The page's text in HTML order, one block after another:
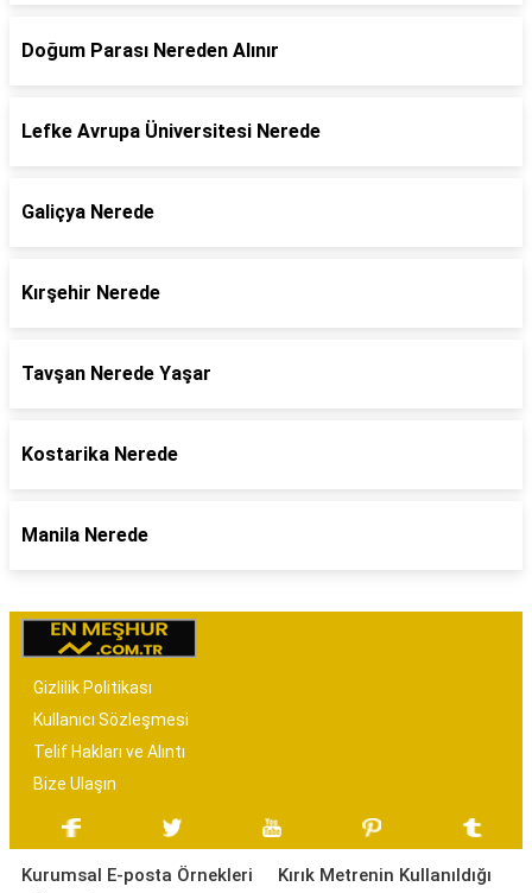
Doğum Parası Nereden Alınır
Lefke Avrupa Üniversitesi Nerede
Galiçya Nerede
Kırşehir Nerede
Tavşan Nerede Yaşar
Kostarika Nerede
Manila Nerede
Gizlilik Politikası
Kullanıcı Sözleşmesi
Telif Hakları ve Alıntı
Bize Ulaşın
Kurumsal E-posta Örnekleri
Kırık Metrenin Kullanıldığı